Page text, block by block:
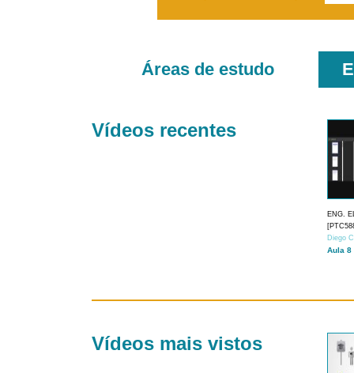
Áreas de estudo
Vídeos recentes
ENG.
Diego
Aula 8
Vídeos mais vistos